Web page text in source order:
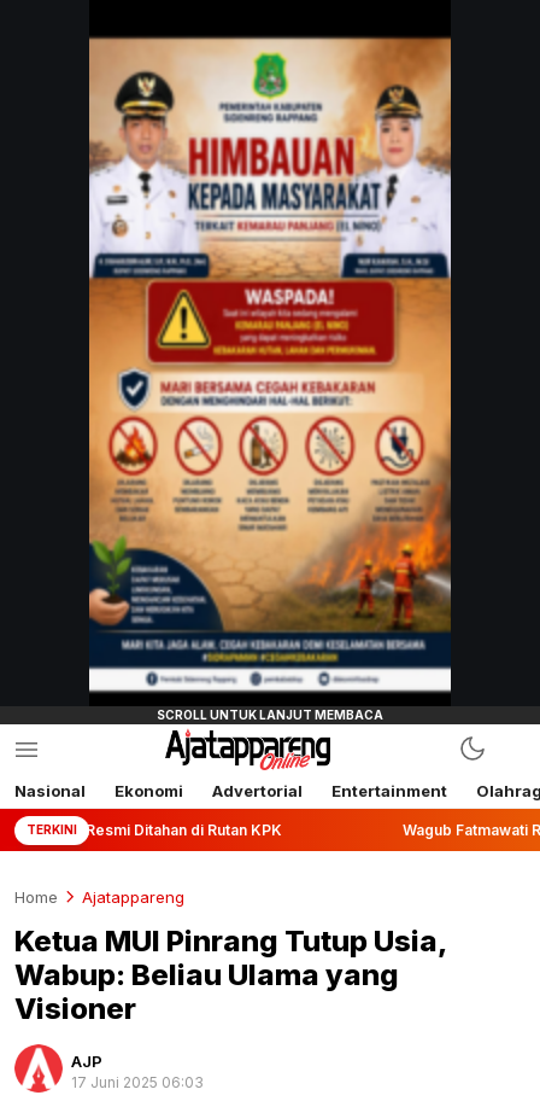
Nasional Ekonomi Advertorial Entertainment
TERKINI
Ditahan di Rutan KPK Wagub Fatmawati Rusdi Lepas
Home Ajatappareng
Ketua MUI Pinrang Tutup Usia,
Wabup: Beliau Ulama yang
Visioner
AJP
17 Juni 2025 06:03